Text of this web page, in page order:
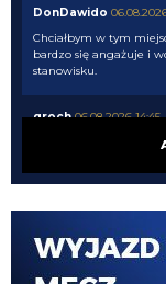
DonDawido
Chciałbym w tym
bardzo się angażuje i
stanowisku.
groch 06.08.2026 14:45
Romero kocha Inter,
Kredence 06.08.2026
I to wieczne
świetnych ruchów
Cny 06.08.2026 14:40